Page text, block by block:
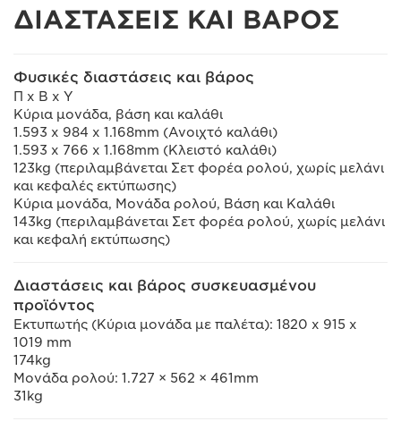
ΔΙΑΣΤΑΣΕΙΣ ΚΑΙ ΒΑΡΟΣ
Φυσικές διαστάσεις και βάρος
Π x Β x Υ
Κύρια μονάδα, βάση και καλάθι
1.593 x 984 x 1.168mm (Ανοιχτό καλάθι)
1.593 x 766 x 1.168mm (Κλειστό καλάθι)
123kg (περιλαμβάνεται Σετ φορέα ρολού, χωρίς μελάνι
και κεφαλές εκτύπωσης)
Κύρια μονάδα, Μονάδα ρολού, Βάση και Καλάθι
143kg (περιλαμβάνεται Σετ φορέα ρολού, χωρίς μελάνι
και κεφαλή εκτύπωσης)
Διαστάσεις και βάρος συσκευασμένου
προϊόντος
Εκτυπωτής (Κύρια μονάδα με παλέτα): 1820 x 915 x
1019 mm
174kg
Μονάδα ρολού: 1.727 × 562 × 461mm
31kg